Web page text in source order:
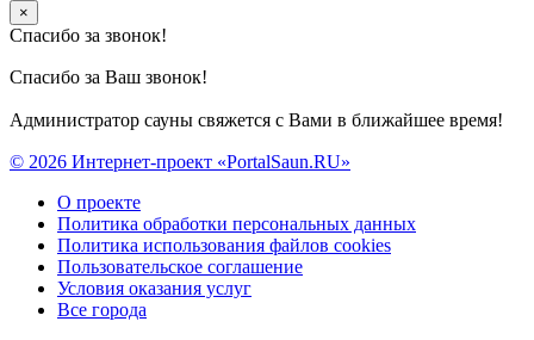
×
Спасибо за звонок!
Спасибо за Ваш звонок!
Администратор сауны свяжется с Вами в ближайшее время!
© 2026 Интернет-проект «PortalSaun.RU»
О проекте
Политика обработки персональных данных
Политика использования файлов cookies
Пользовательское соглашение
Условия оказания услуг
Все города